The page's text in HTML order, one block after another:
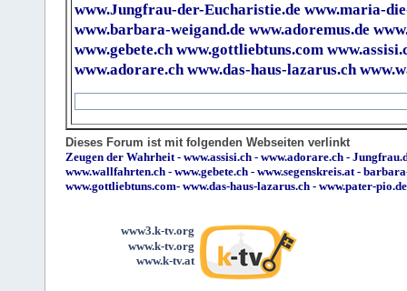
www.Jungfrau-der-Eucharistie.de www.maria-
www.barbara-weigand.de www.adoremus.de
www.gebete.ch www.gottliebtuns.com
www.adorare.ch www.das-haus-lazarus.ch
Dieses Forum ist mit folgenden Webseiten verlinkt
Zeugen der Wahrheit- www.assisi.ch - www.adorare.ch -
www.wallfahrten.ch - www.gebete.ch - www.segenskreis.at-
www.gottliebtuns.com- www.das-haus-lazarus.ch - www.pater-pio.de
www3.k-tv.org
www.k-tv.org
www.k-tv.at